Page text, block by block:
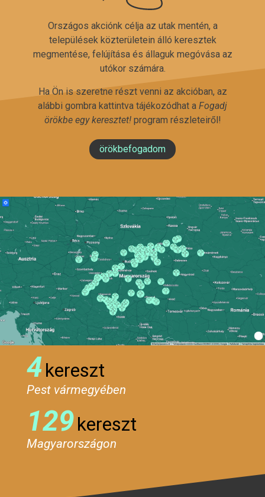
Országos akciónk célja az utak mentén, a
települések közterületein álló keresztek
megmentése, felújítása és állaguk megóvása az
utókor számára.
Ha Ön is szeretne részt venni az akcióban, az
alábbi gombra kattintva tájékozódhat a Fogadj
örökbe egy keresztet!program részleteiről!
örökbefogadom
4kereszt
Pest vármegyében
129kereszt
Magyarországon